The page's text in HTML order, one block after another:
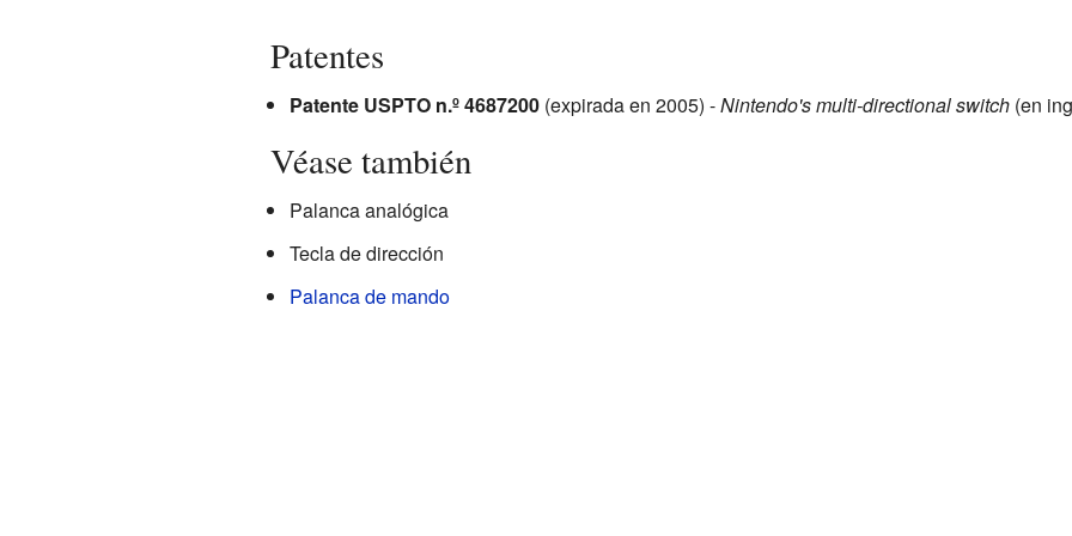
Patentes
Patente USPTO n.º 4687200(expirada en 2005) -Nintendo's multi-directional switch(en
Véase también
Palanca analógica
Tecla de dirección
Palanca de mando